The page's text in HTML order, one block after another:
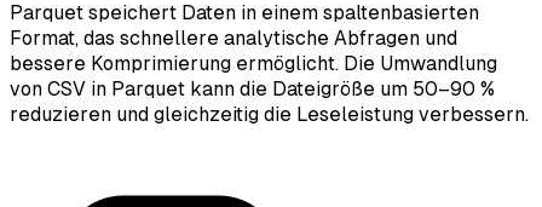
Parquet speichert Daten in einem spaltenbasierten
Format, das schnellere analytische Abfragen und
bessere Komprimierung ermöglicht. Die Umwandlung
von CSV in Parquet kann die Dateigröße um 50–90 %
reduzieren und gleichzeitig die Leseleistung verbessern.